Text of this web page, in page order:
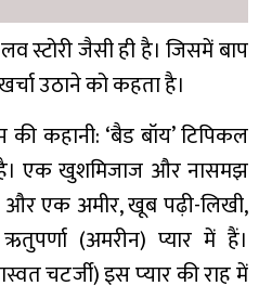
स्टोरी जैसी ही है। जिसमें बाप
उठाने को कहता है।
कहानी: ‘बैड बॉय’ टिपिकल
एक खुशमिजाज और नासमझ
और एक अमीर, खूब पढ़ी-लिखी,
(अमरीन) प्यार में हैं।
चटर्जी) इस प्‍यार की राह में